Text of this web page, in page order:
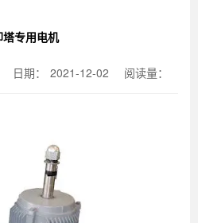
塔专用电机
日期： 2021-12-02 阅读量：